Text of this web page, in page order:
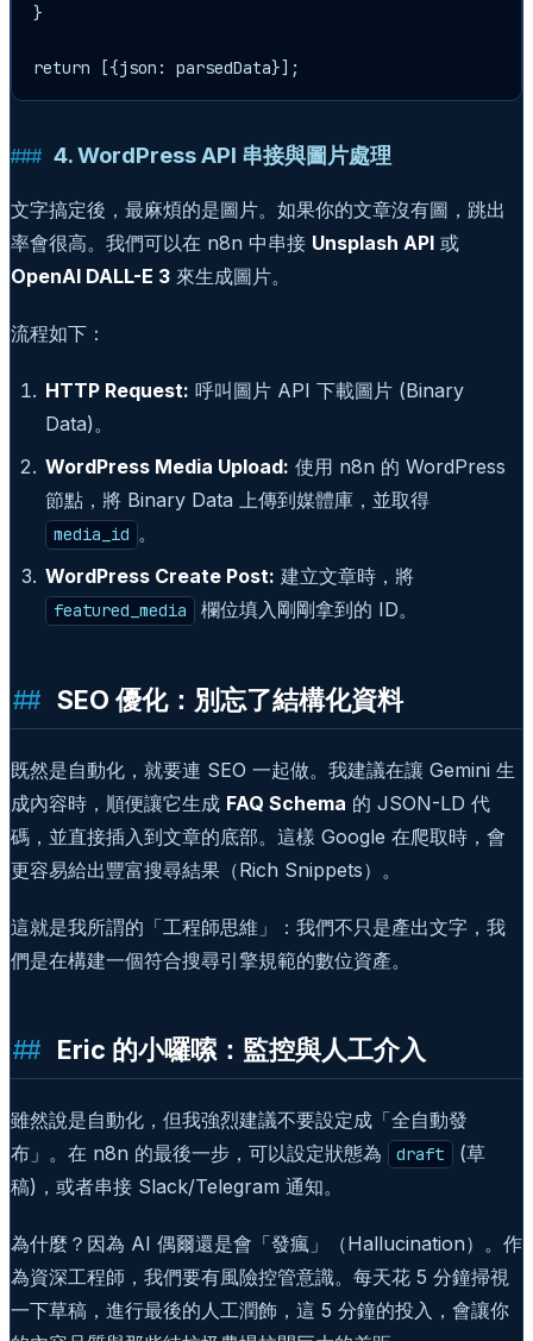
}
4. WordPress API 串接與圖片處理
文字搞定後，最麻煩的是圖片。如果你的文章沒有圖，跳出
率會很高。我們可以在 n8n 中串接 Unsplash API 或
OpenAI DALL-E 3 來生成圖片。
流程如下：
HTTP Request: 呼叫圖片 API 下載圖片 (Binary
Data)。
WordPress Media Upload: 使用 n8n 的 WordPress
節點，將 Binary Data 上傳到媒體庫，並取得
media_id 。
WordPress Create Post: 建立文章時，將
featured_media 欄位填入剛剛拿到的 ID。
SEO 優化：別忘了結構化資料
既然是自動化，就要連 SEO 一起做。我建議在讓 Gemini 生
成內容時，順便讓它生成 FAQ Schema 的 JSON-LD 代
碼，並直接插入到文章的底部。這樣 Google 在爬取時，會
更容易給出豐富搜尋結果（Rich Snippets）。
這就是我所謂的「工程師思維」：我們不只是產出文字，我
們是在構建一個符合搜尋引擎規範的數位資產。
Eric 的小囉嗦：監控與人工介入
雖然說是自動化，但我強烈建議不要設定成「全自動發
布」。在 n8n 的最後一步，可以設定狀態為
draft (草
稿)，或者串接 Slack/Telegram 通知。
為什麼？因為 AI 偶爾還是會「發瘋」（Hallucination）。作
為資深工程師，我們要有風險控管意識。每天花 5 分鐘掃視
一下草稿，進行最後的人工潤飾，這 5 分鐘的投入，會讓你